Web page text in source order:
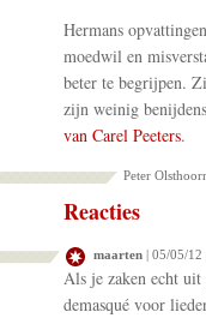
Hermans
moedwil en
beter te begrijpen.
zijn weinig
van Carel Peeters.
Peter
Reacties
maarten| 05/05/12
Als je zaken echt uit
demasqué voor